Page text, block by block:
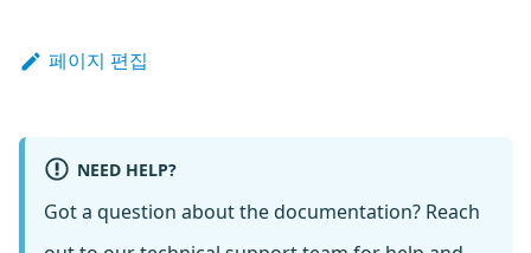
페이지 편집
NEED HELP?
Got a question about the documentation? Reach